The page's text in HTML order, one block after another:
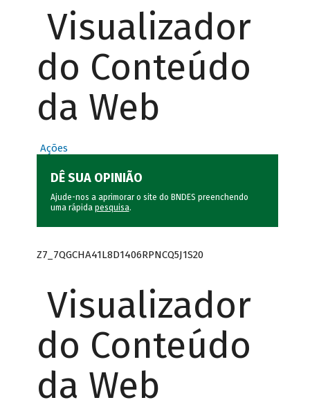
Visualizador
do Conteúdo
da Web
Ações
DÊ SUA OPINIÃO
Ajude-nos a aprimorar o site do BNDES preenchendo
uma rápida pesquisa.
Z7_7QGCHA41L8D1406RPNCQ5J1S20
Visualizador
do Conteúdo
da Web